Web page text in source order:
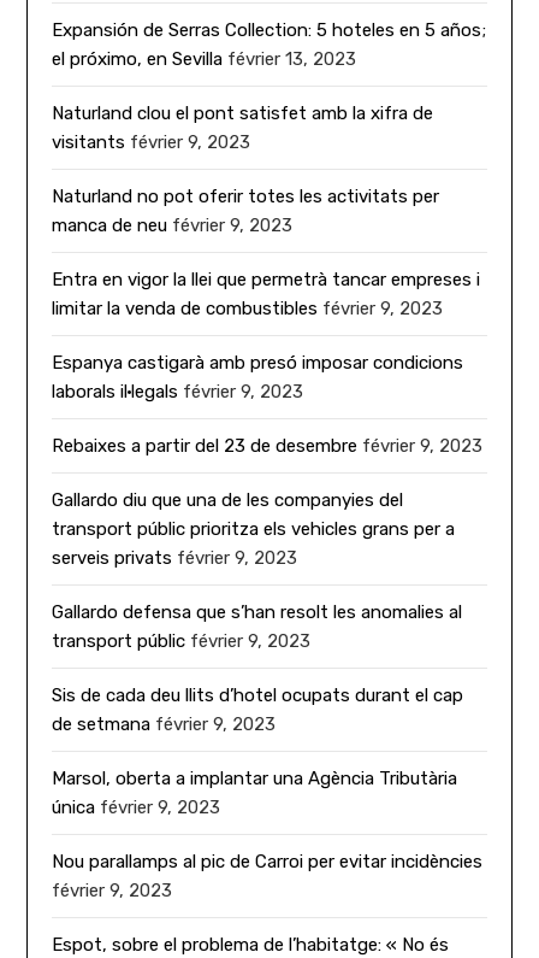
Expansión de Serras Collection: 5 hoteles en 5 años;
el próximo, en Sevilla février 13, 2023
Naturland clou el pont satisfet amb la xifra de
visitants février 9, 2023
Naturland no pot oferir totes les activitats per
manca de neu février 9, 2023
Entra en vigor la llei que permetrà tancar empreses i
limitar la venda de combustibles février 9, 2023
Espanya castigarà amb presó imposar condicions
laborals il·legals février 9, 2023
Rebaixes a partir del 23 de desembre février 9, 2023
Gallardo diu que una de les companyies del
transport públic prioritza els vehicles grans per a
serveis privats février 9, 2023
Gallardo defensa que s’han resolt les anomalies al
transport públic février 9, 2023
Sis de cada deu llits d’hotel ocupats durant el cap
de setmana février 9, 2023
Marsol, oberta a implantar una Agència Tributària
única février 9, 2023
Nou parallamps al pic de Carroi per evitar incidències
février 9, 2023
Espot, sobre el problema de l’habitatge: « No és